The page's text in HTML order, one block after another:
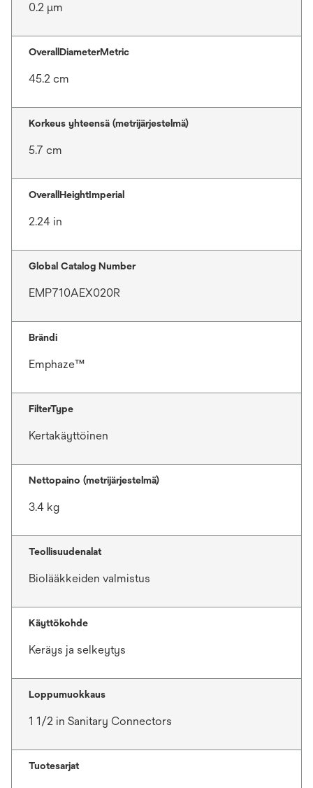
0.2 μm
OverallDiameterMetric
45.2 cm
Korkeus yhteensä (metrijärjestelmä)
5.7 cm
OverallHeightImperial
2.24 in
Global Catalog Number
EMP710AEX020R
Brändi
Emphaze™
FilterType
Kertakäyttöinen
Nettopaino (metrijärjestelmä)
3.4 kg
Teollisuudenalat
Biolääkkeiden valmistus
Käyttökohde
Keräys ja selkeytys
Loppumuokkaus
1 1/2 in Sanitary Connectors
Tuotesarjat